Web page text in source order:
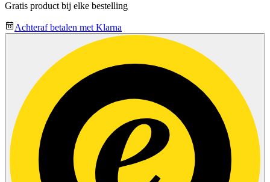
Gratis product bij elke bestelling
Achteraf betalen met Klarna